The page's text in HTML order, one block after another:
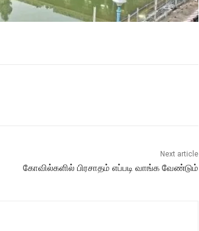
Next article
கோவில்களில் பிரசாதம் எப்படி வாங்க வேண்டும்